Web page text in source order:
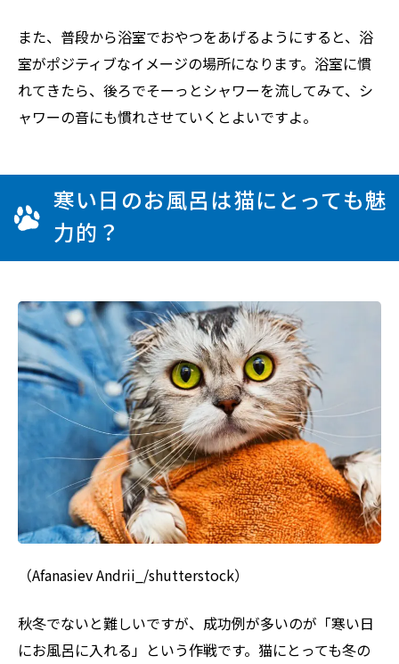
また、普段から浴室でおやつをあげるようにすると、浴
室がポジティブなイメージの場所になります。浴室に慣
れてきたら、後ろでそーっとシャワーを流してみて、シ
ャワーの音にも慣れさせていくとよいですよ。
寒い日のお風呂は猫にとっても魅
力的？
（Afanasiev Andrii_/shutterstock）
秋冬でないと難しいですが、成功例が多いのが「寒い日
にお風呂に入れる」という作戦です。猫にとっても冬の